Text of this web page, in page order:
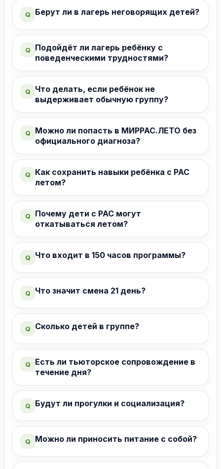
Q Берут ли в лагерь неговорящих детей?
Q
Подойдёт ли лагерь ребёнку с
поведенческими трудностями?
Q
Что делать, если ребёнок не
выдерживает обычную группу?
Q
Можно ли попасть в МИРРАС.ЛЕТО без
официального диагноза?
Q
Как сохранить навыки ребёнка с РАС
летом?
Q
Почему дети с РАС могут
откатываться летом?
Q Что входит в 150 часов программы?
Q Что значит смена 21 день?
Q Сколько детей в группе?
Q
Есть ли тьюторское сопровождение в
течение дня?
Q Будут ли прогулки и социализация?
Q Можно ли приносить питание с собой?